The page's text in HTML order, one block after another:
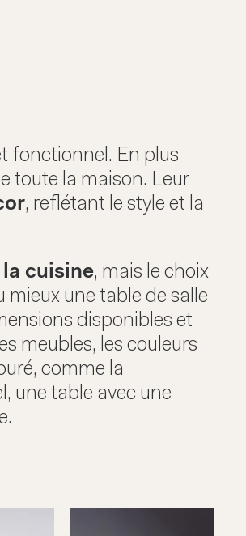
fonctionnel. En plus
toute la maison. Leur
, reflétant le style et la
la cuisine, mais le choix
une table de salle
disponibles et
meubles, les couleurs
comme la
une table avec une